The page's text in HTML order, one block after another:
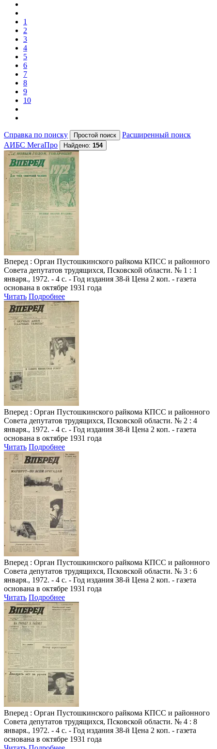
1
2
3
4
5
6
7
8
9
10
Справка по поиску
Расширенный поиск
АИБС МегаПро
Найдено: 154
Вперед : Орган Пустошкинского райкома КПСС и районного
Совета депутатов трудящихся, Псковской области. № 1 : 1
января., 1972. - 4 с. - Год издания 38-й Цена 2 коп. - газета
основана в октябре 1931 года
Читать Подробнее
Вперед : Орган Пустошкинского райкома КПСС и районного
Совета депутатов трудящихся, Псковской области. № 2 : 4
января., 1972. - 4 с. - Год издания 38-й Цена 2 коп. - газета
основана в октябре 1931 года
Читать Подробнее
Вперед : Орган Пустошкинского райкома КПСС и районного
Совета депутатов трудящихся, Псковской области. № 3 : 6
января., 1972. - 4 с. - Год издания 38-й Цена 2 коп. - газета
основана в октябре 1931 года
Читать Подробнее
Вперед : Орган Пустошкинского райкома КПСС и районного
Совета депутатов трудящихся, Псковской области. № 4 : 8
января., 1972. - 4 с. - Год издания 38-й Цена 2 коп. - газета
основана в октябре 1931 года